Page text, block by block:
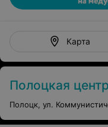
Карта
Полоцкая
Полоцк, ул.